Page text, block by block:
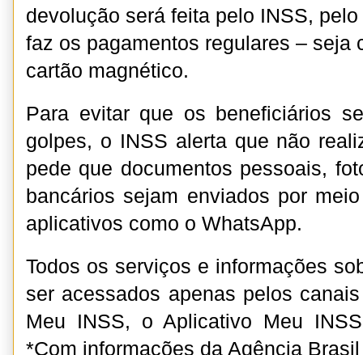
devolução será feita pelo INSS,
faz os pagamentos regulares – seja
cartão magnético.
Para evitar que os beneficiários
golpes, o INSS alerta que não
pede que documentos pessoais,
bancários sejam enviados por
aplicativos como o WhatsApp.
Todos os serviços e informações
ser acessados apenas pelos
Meu INSS, o Aplicativo Meu
*Com informações da Agência